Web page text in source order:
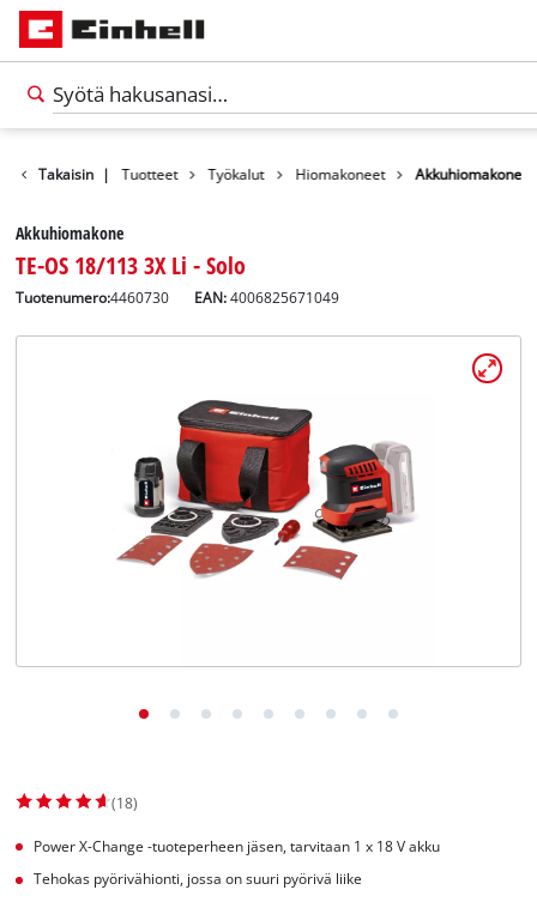
Takaisin | Tuotteet Työkalut Hiomakoneet Akkuhiomakone
Akkuhiomakone
TE-OS 18/113 3X Li - Solo
Tuotenumero:4460730 EAN:4006825671049
(18)
Power X-Change -tuoteperheen jäsen, tarvitaan 1 x 18 V akku
Tehokas pyörivähionti, jossa on suuri pyörivä liike